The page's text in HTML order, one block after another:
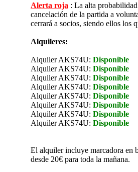
Alerta roja : La alta
cancelación de la partida a
cerrará a socios, siendo ellos los
Alquileres:
Alquiler AKS74U: Disponible
Alquiler AKS74U: Disponible
Alquiler AKS74U: Disponible
Alquiler AKS74U: Disponible
Alquiler AKS74U: Disponible
Alquiler AKS74U: Disponible
Alquiler AKS74U: Disponible
Alquiler AKS74U: Disponible
El alquiler incluye marcadora en
desde 20€ para toda la mañana.